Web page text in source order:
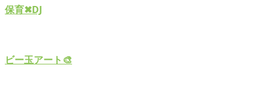
保育✖︎DJ
ビー玉アート🎨